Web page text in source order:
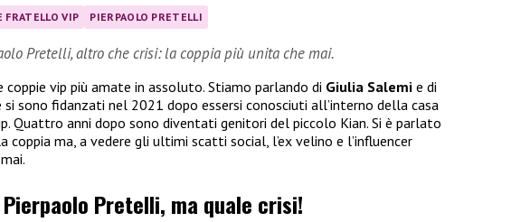
FRATELLO VIP PIERPAOLO PRETELLI
Pretelli, altro che crisi: la coppia più unita che mai.
coppie vip più amate in assoluto. Stiamo parlando di Giulia Salemi e di
sono fidanzati nel 2021 dopo essersi conosciuti all’interno della casa
Quattro anni dopo sono diventati genitori del piccolo Kian. Si è parlato
coppia ma, a vedere gli ultimi scatti social, l’ex velino e l’influencer
Pretelli, ma quale crisi!